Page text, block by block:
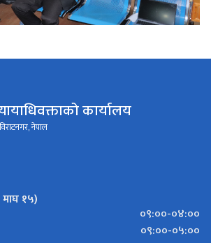
कार्यालय
नेपाल
माघ १५)
०९:००-०४:००
०९:००-०५:००